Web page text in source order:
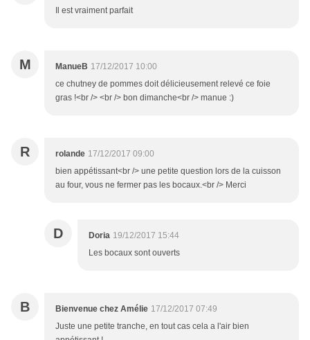
Il est vraiment parfait
M ManueB 17/12/2017 10:00
ce chutney de pommes doit délicieusement relevé ce foie
gras !<br /> <br /> bon dimanche<br /> manue :)
R rolande 17/12/2017 09:00
bien appétissant<br /> une petite question lors de la cuisson
au four, vous ne fermer pas les bocaux.<br /> Merci
D Doria 19/12/2017 15:44
Les bocaux sont ouverts
B Bienvenue chez Amélie 17/12/2017 07:49
Juste une petite tranche, en tout cas cela a l'air bien